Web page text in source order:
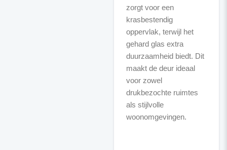
zorgt voor een
krasbestendig
oppervlak, terwijl het
gehard glas extra
duurzaamheid biedt. Dit
maakt de deur ideaal
voor zowel
drukbezochte ruimtes
als stijlvolle
woonomgevingen.